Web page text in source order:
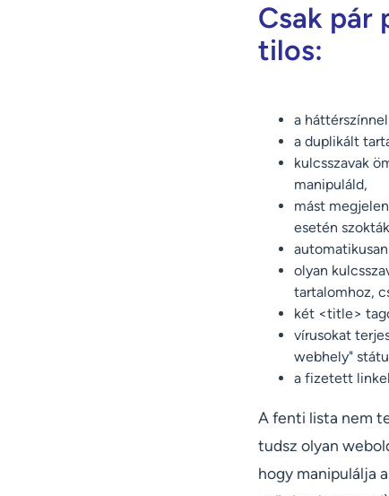
Csak pár
tilos:
a
a duplikált
kulcsszavak
manipuláld,
mást
esetén
olyan
tartalomhoz,
két <title>
vírusokat
webhely"
a fizetett
A fenti lista nem
tudsz olyan
hogy manipulálja